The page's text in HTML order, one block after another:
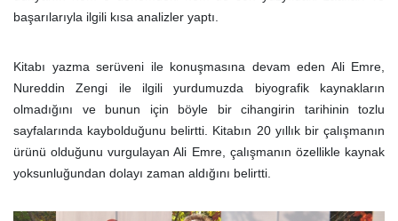
başarılarıyla ilgili kısa analizler yaptı.
Kitabı yazma serüveni ile konuşmasına devam eden Ali Emre,
Nureddin Zengi ile ilgili yurdumuzda biyografik kaynakların
olmadığını ve bunun için böyle bir cihangirin tarihinin tozlu
sayfalarında kaybolduğunu belirtti. Kitabın 20 yıllık bir çalışmanın
ürünü olduğunu vurgulayan Ali Emre, çalışmanın özellikle kaynak
yoksunluğundan dolayı zaman aldığını belirtti.